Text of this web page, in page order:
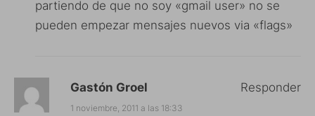
partiendo de que no soy «gmail user» no se
pueden empezar mensajes nuevos via «flags»
Gastón Groel
1 noviembre, 2011 a las 18:33
Responder